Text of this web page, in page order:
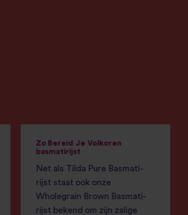
Zo Bereid Je Volkoren
basmatirijst
Net als Tilda Pure Basmati-
rijst staat ook onze
Wholegrain Brown Basmati-
rijst bekend om zijn zalige